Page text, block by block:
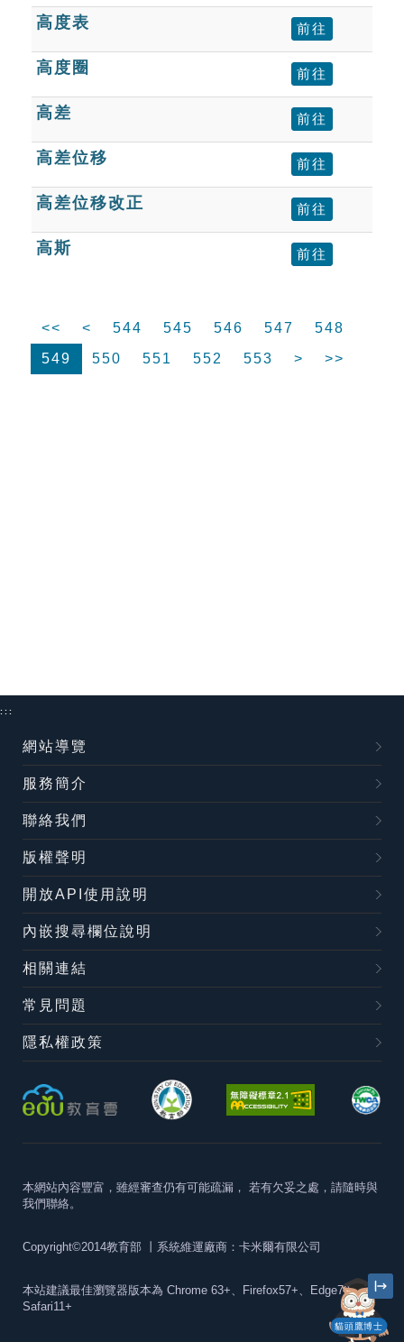
高度表 前往
高度圈 前往
高差 前往
高差位移 前往
高差位移改正 前往
高斯 前往
<< < 544 545 546 547
548
549
550 551 552 553 > >>
貓頭鷹博士
:::
網站導覽
服務簡介
聯絡我們
版權聲明
開放API使用說明
內嵌搜尋欄位說明
相關連結
常見問題
隱私權政策
本網站內容豐富，雖經審查仍有可能疏漏， 若有欠妥之處，請隨時與
我們聯絡。
Copyright©2014教育部 丨系統維運廠商：卡米爾有限公司
本站建議最佳瀏覽器版本為 Chrome 63+、Firefox57+、Edge79+及
Safari11+